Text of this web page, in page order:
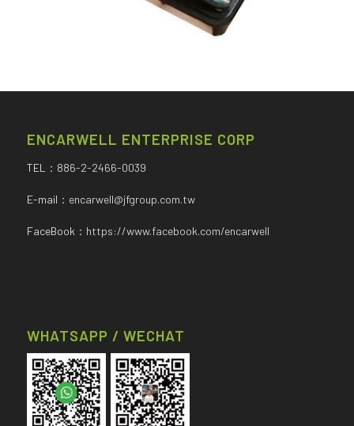
ENCARWELL ENTERPRISE CORP
TEL： 886-2-2466-0039
E-mail： encarwell@jfgroup.com.tw
FaceBook： https://www.facebook.com/encarwell
WHATSAPP / WECHAT